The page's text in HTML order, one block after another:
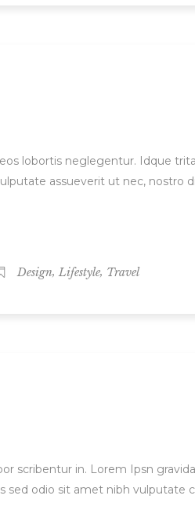
lobortis neglegentur. Idque
assueverit ut nec,
Design, Lifestyle, Travel
scribentur in. Lorem Ipsn
sed odio sit amet nibh vulputate